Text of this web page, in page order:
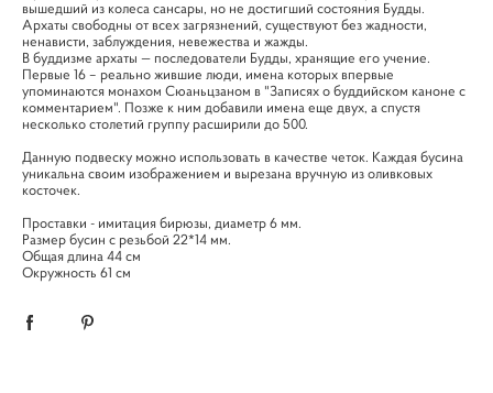
вышедший из колеса сансары, но не достигший состояния Будды.
Архаты свободны от всех загрязнений, существуют без жадности,
ненависти, заблуждения, невежества и жажды.
В буддизме архаты — последователи Будды, хранящие его учение.
Первые 16 – реально жившие люди, имена которых впервые
упоминаются монахом Сюаньцзаном в "Записях о буддийском каноне с
комментарием". Позже к ним добавили имена еще двух, а спустя
несколько столетий группу расширили до 500.
Данную подвеску можно использовать в качестве четок. Каждая бусина
уникальна своим изображением и вырезана вручную из оливковых
косточек.
Проставки - имитация бирюзы, диаметр 6 мм.
Размер бусин с резьбой 22*14 мм.
Общая длина 44 см
Окружность 61 см